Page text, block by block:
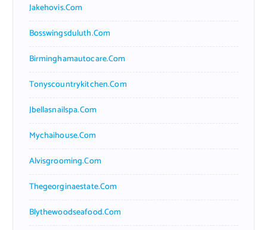
Jakehovis.com
Bosswingsduluth.com
Birminghamautocare.com
Tonyscountrykitchen.com
Jbellasnailspa.com
Mychaihouse.com
Alvisgrooming.com
Thegeorginaestate.com
Blythewoodseafood.com